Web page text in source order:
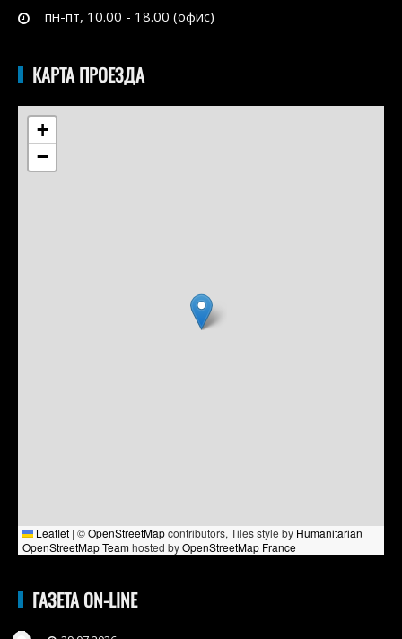
пн-пт, 10.00 - 18.00 (офис)
КАРТА ПРОЕЗДА
+
−
Leaflet | ©OpenStreetMapcontributors, Tiles style by Humanitarian
OpenStreetMap Teamhosted byOpenStreetMap France
ГАЗЕТА ON-LINE